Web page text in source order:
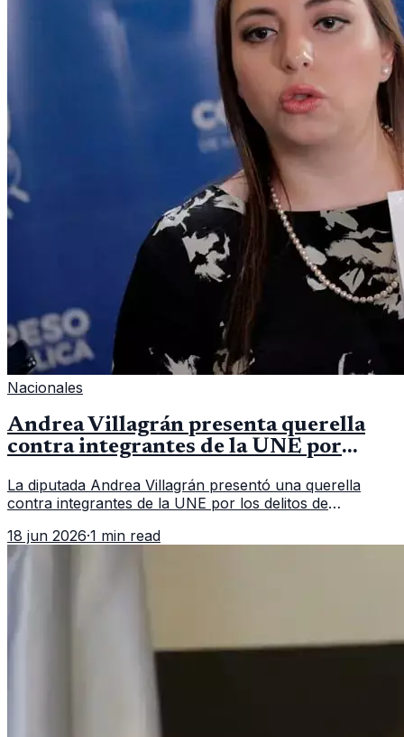
Nacionales
Andrea Villagrán presenta querella
contra integrantes de la UNE por
La diputada Andrea Villagrán presentó una querella
contra integrantes de la UNE por los delitos de
18 jun 2026·1 min read